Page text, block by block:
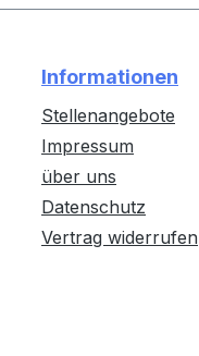
Informationen
Stellenangebote
Impressum
über uns
Datenschutz
Vertrag widerrufen